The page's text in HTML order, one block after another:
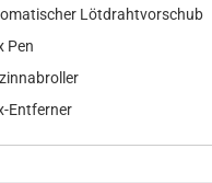
Lötdrahtvorschub
Pen
Entferner